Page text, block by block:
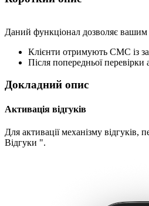
Даний функціонал дозволяє вашим
Клієнти отримують СМС із
Після попередньої перевірки
Докладний опис
Активація відгуків
Для активації механізму
Відгуки ".